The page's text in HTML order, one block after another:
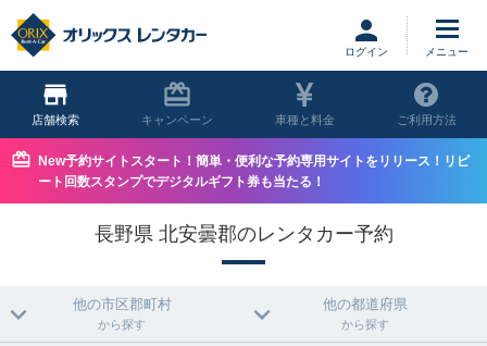
ログイン
店舗 キャンペーン 車種と料金 ご利用方法
New予約サイトスタート！簡単・便利な予約専用サイトをリリース！リピ
ート回数スタンプでデジタルギフト券も当たる！
長野県 北安曇郡のレンタカー予約
他の市区郡町村
から探す
他の都道府県
から探す